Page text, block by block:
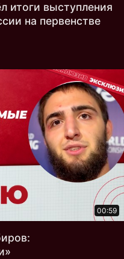
итоги выступления
на первенстве
00:59